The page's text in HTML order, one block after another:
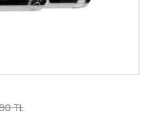
TL